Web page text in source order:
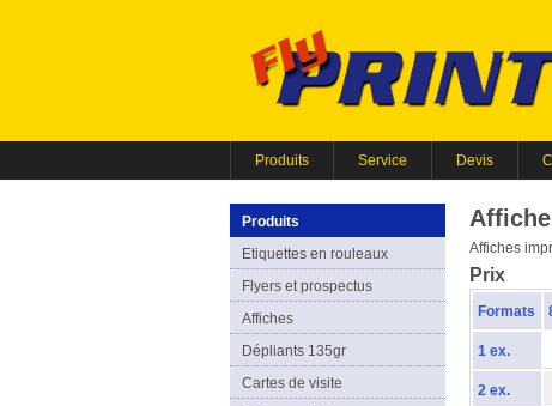
Produits Service Devis
Produits
Etiquettes en rouleaux
Flyers et prospectus
Affiches
Dépliants 135gr
Cartes de visite
Affiches
Prix
Formats
1 ex.
2 ex.